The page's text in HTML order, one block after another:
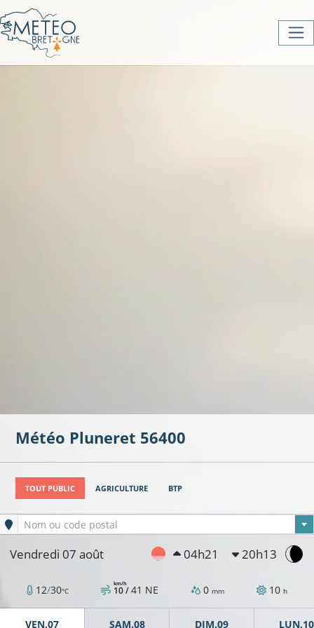
Météo Pluneret 56400
TOUT PUBLIC AGRICULTURE BTP
Ville sélectionnée
Nom ou code postal
Vendredi 07 août 04h21 20h13
12/30°C 10 /
km/h 41 NE 0 mm 10 h
VEN.07 SAM.08 DIM.09 LUN.10